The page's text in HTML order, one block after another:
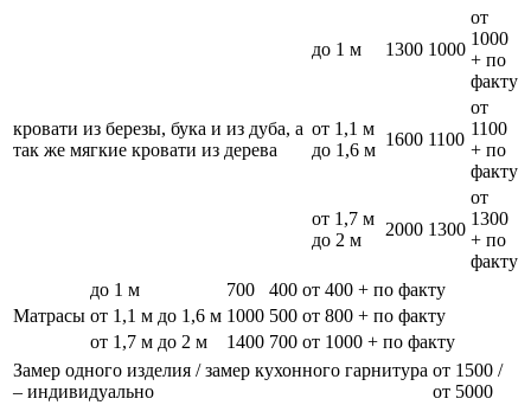
кровати из березы, бука и из дуба, а
так же мягкие кровати из дерева
до 1 м 1300 1000
от
1000
+ по
факту
от 1,1 м
до 1,6 м
1600 1100
от
1100
+ по
факту
от 1,7 м
до 2 м
2000 1300
от
1300
+ по
факту
Матрасы
до 1 м 700 400 от 400 + по факту
от 1,1 м до 1,6 м 1000 500 от 800 + по факту
от 1,7 м до 2 м
1400 700 от 1000 + по факту
Замер одного изделия / замер кухонного гарнитура
– индивидуально
от 1500 /
от 5000